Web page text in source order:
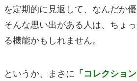
を定期的に見返して、なんだか
そんな思い出がある人は、ちょ
る機能かもしれません。
というか、まさに 「コレクショ